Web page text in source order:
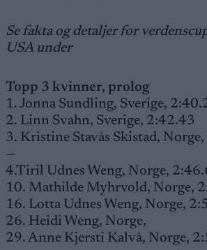
Se fakta og detaljer for
USA under
Topp 3 kvinner, prolog
1. Jonna Sundling, Sverige,
2. Linn Svahn, Sverige, 2:42.43
3. Kristine Stavås Skistad,
—
4.Tiril Udnes Weng, Norge,
10. Mathilde Myhrvold, Norge,
16. Lotta Udnes Weng, Norge,
26. Heidi Weng, Norge,
29. Anne Kjersti Kalvå, Norge,